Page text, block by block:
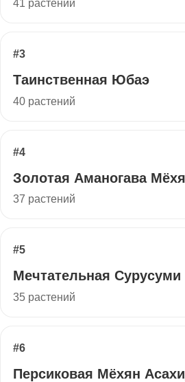
41 растений
#3
Таинственная Юбаэ
40 растений
#4
Золотая Аманогава
37 растений
#5
Мечтательная
35 растений
#6
Персиковая Мёхян